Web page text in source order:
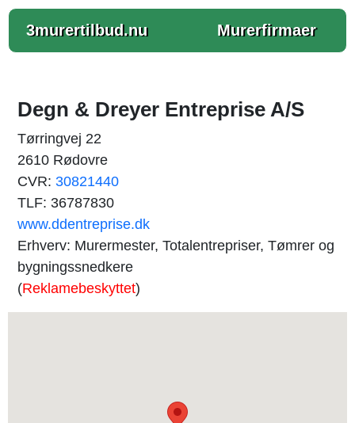
3murertilbud.nu Murerfirmaer
Degn & Dreyer Entreprise A/S
Tørringvej 22
2610 Rødovre
CVR: 30821440
TLF: 36787830
www.ddentreprise.dk
Erhverv: Murermester, Totalentrepriser, Tømrer og
bygningssnedkere
(Reklamebeskyttet)